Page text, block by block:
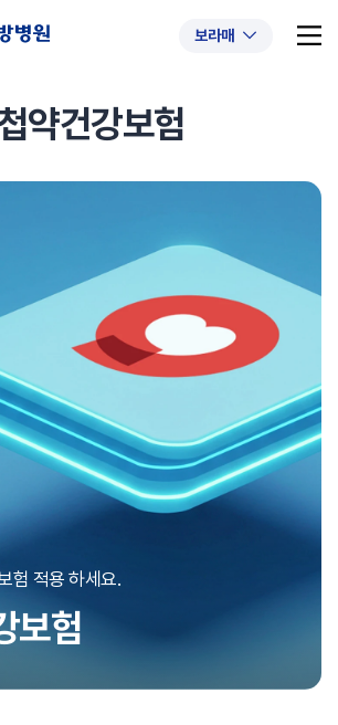
보라매
#허리디스크
약건강보험
험 적용 하세요.
보험